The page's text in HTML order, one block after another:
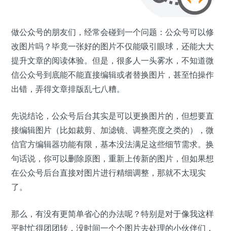
做公众号的朋友们，经常会碰到一个问题：公众号可以修
改图片吗？毕竟一张好的图片不仅能吸引眼球，还能大大
提升文章的阅读体验。但是，很多人一头雾水，不知道微
信公众号到底能不能直接编辑或者替换图片，甚至怕操作
出错，弄得文章排版乱七八糟。
先说结论，公众号后台其实是可以更换图片的，但想要直
接编辑图片（比如裁剪、加滤镜、调整亮度之类的），微
信官方编辑器功能有限，基本没法满足这些细节需求。换
句话说，你可以删除原图，重新上传新的图片，但如果想
在公众号后台直接对图片进行精细调整，那就不太现实
了。
那么，有没有更简单省心的办法呢？特别是对于像我这样
平时忙得团团转，没时间一个个图片去处理的小伙伴们，